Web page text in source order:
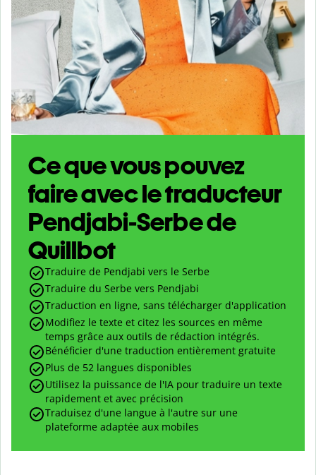
Ce que vous pouvez
faire avec le traducteur
Pendjabi-Serbe de
Quillbot
Traduire de Pendjabi vers le Serbe
Traduire du Serbe vers Pendjabi
Traduction en ligne, sans télécharger d'application
Modifiez le texte et citez les sources en même
temps grâce aux outils de rédaction intégrés.
Bénéficier d'une traduction entièrement gratuite
Plus de 52 langues disponibles
Utilisez la puissance de l'IA pour traduire un texte
rapidement et avec précision
Traduisez d'une langue à l'autre sur une
plateforme adaptée aux mobiles